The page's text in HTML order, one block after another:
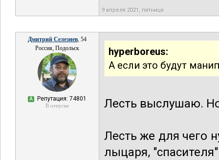
9 апреля 2021, пятница
Дмитрий Селезнев, 54
Россия, Подольск
А Репутация: 74801
В отпуске
hyperboreus:
А если это будут
Лесть выслушаю.
Лесть же для чего
лыцаря,